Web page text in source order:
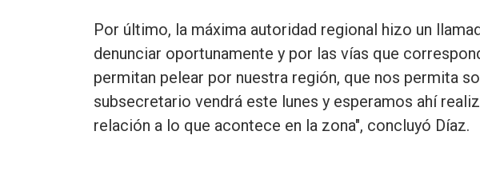
Por último, la máxima autoridad regional hizo un
denunciar oportunamente y por las vías que
permitan pelear por nuestra región, que nos permita
subsecretario vendrá este lunes y esperamos ahí
relación a lo que acontece en la zona", concluyó Díaz.